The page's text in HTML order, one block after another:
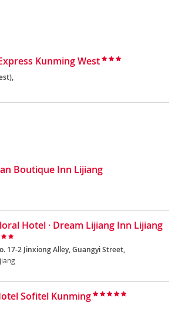
Kunming West
Boutique Inn Lijiang
Hotel · Dream Lijiang Inn Lijiang
17-2 Jinxiong Alley, Guangyi Street,
Sofitel Kunming